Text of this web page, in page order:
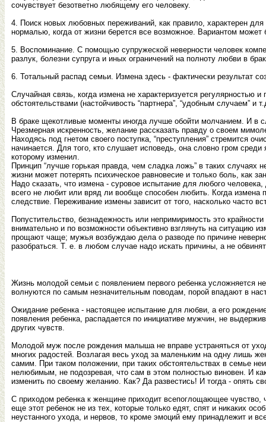
сочувствует безответно любящему его человеку.
4. Поиск новых любовных переживаний, как правило, характерен
нормалью, когда от жизни берется все возможное. Вариантом может
5. Воспоминание. С помощью супружеской неверности человек
разлук, болезни супруга и иных ограничений на полноту любви в
6. Тотальный распад семьи. Измена здесь - фактически результат
Случайная связь, когда измена не характеризуется
обстоятельствами (настойчивость “партнера”, “удобным случаем” и
В браке щекотливые моменты иногда лучше обойти молчанием. И в
Чрезмерная искренность, желание рассказать правду о своем
Находясь под гнетом своего поступка, “преступления” стремится
начинается. Для того, кто слушает исповедь, она словно гром
которому изменил.
Принцип “лучше горькая правда, чем сладка ложь” в таких случаях
жизни может потерять психическое равновесие и только боль, как
Надо сказать, что измена - суровое испытание для любого
всего не любит или вряд ли вообще способен любить. Когда измена
следствие. Переживание измены зависит от того, насколько часто
Попустительство, безнадежность или непримиримость это
внимательно и по возможности объективно взглянуть на ситуацию
прощают чаще; мужья возбуждаю дела о разводе по причине
разобраться. Т. е. в любом случае надо искать причины, а не
Жизнь молодой семьи с появлением первого ребенка усложняется
волнуются по самым незначительным поводам, порой впадают в
Ожидание ребенка - настоящее испытание для любви, а его
появления ребенка, распадается по инициативе мужчин, не
других чувств.
Молодой муж после рождения малыша не вправе устраняться от
многих радостей. Возлагая весь уход за маленьким на одну лишь
самим. При таком положении, при таких обстоятельствах в семье
нелюбимым, не подозревая, что сам в этом полностью виновен. И
изменить по своему желанию. Как? Да развестись! И тогда - опять
С приходом ребенка к женщине приходит всепоглощающее
еще этот ребенок не из тех, которые только едят, спят и никаких
неустанного ухода, и нервов, то кроме эмоций ему принадлежит и